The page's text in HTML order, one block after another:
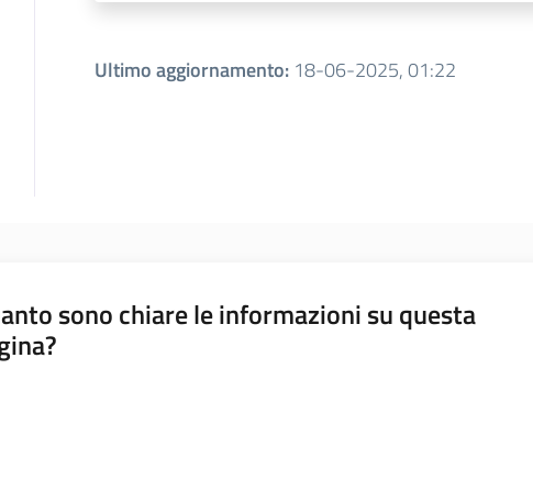
Ultimo aggiornamento: 18-06-2025, 01:22
sono chiare le informazioni su questa